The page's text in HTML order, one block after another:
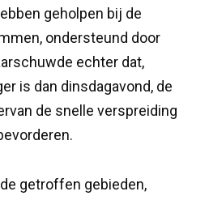
geholpen bij de
ondersteund door
echter dat,
is dan dinsdagavond, de
de snelle verspreiding
getroffen gebieden,